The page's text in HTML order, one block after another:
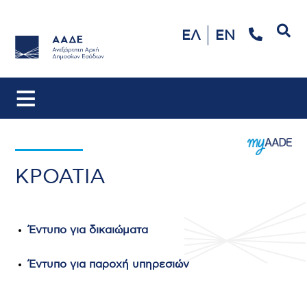
ΕΛ EN
ΚΡΟΑΤΙΑ
Έντυπο για δικαιώματα
Έντυπο για παροχή υπηρεσιών